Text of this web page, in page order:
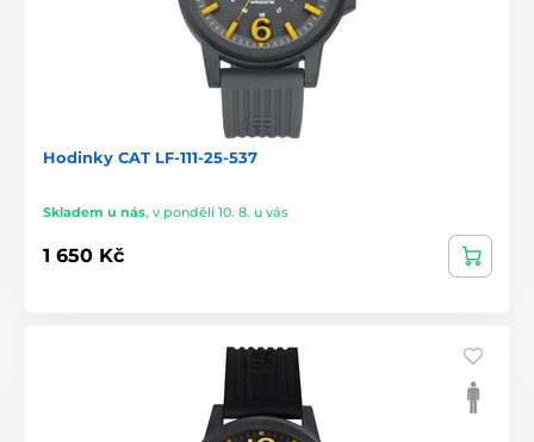
Hodinky CAT LF-111-25-537
Skladem u nás, v pondělí 10. 8. u vás
1 650 Kč